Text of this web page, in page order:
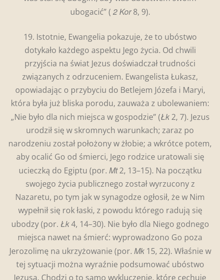
ubogacić” ( 2 Kor8, 9).
19. Istotnie, Ewangelia pokazuje, że to ubóstwo
dotykało każdego aspektu Jego życia. Od chwili
przyjścia na świat Jezus doświadczał trudności
związanych z odrzuceniem. Ewangelista Łukasz,
opowiadając o przybyciu do Betlejem Józefa i Maryi,
która była już bliska porodu, zauważa z ubolewaniem:
„Nie było dla nich miejsca w gospodzie” (Łk2, 7). Jezus
urodził się w skromnych warunkach; zaraz po
narodzeniu został położony w żłobie; a wkrótce potem,
aby ocalić Go od śmierci, Jego rodzice uratowali się
ucieczką do Egiptu (por. Mt2, 13–15). Na początku
swojego życia publicznego został wyrzucony z
Nazaretu, po tym jak w synagodze ogłosił, że w Nim
wypełnił się rok łaski, z powodu którego radują się
ubodzy (por. Łk4, 14–30). Nie było dla Niego godnego
miejsca nawet na śmierć: wyprowadzono Go poza
Jerozolimę na ukrzyżowanie (por. Mk15, 22). Właśnie w
tej sytuacji można wyraźnie podsumować ubóstwo
Jezusa. Chodzi o to samo wykluczenie, które cechuje